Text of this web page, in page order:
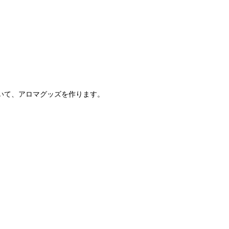
、アロマグッズを作ります。